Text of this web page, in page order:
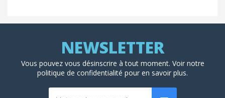
Vous pouvez vous désinscrire à tout moment. Voir notre
politique de confidentialité pour en savoir plus.